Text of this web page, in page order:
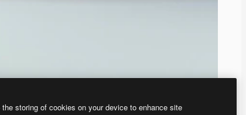
storing of cookies on your device to enhance site